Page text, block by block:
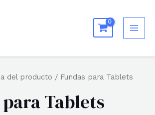
del producto / Fundas para Tablets
para Tablets